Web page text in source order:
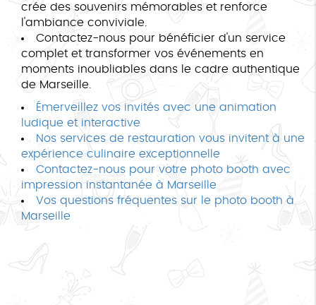
crée des souvenirs mémorables et renforce
l'ambiance conviviale.
Contactez-nous pour bénéficier d'un service
complet et transformer vos événements en
moments inoubliables dans le cadre authentique
de Marseille.
Émerveillez vos invités avec une animation
ludique et interactive
Nos services de restauration vous invitent à une
expérience culinaire exceptionnelle
Contactez-nous pour votre photo booth avec
impression instantanée à Marseille
Vos questions fréquentes sur le photo booth à
Marseille